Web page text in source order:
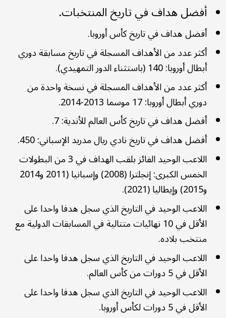
أفضل هداف في تاريخ المنتخبات.
أفضل هداف في تاريخ كأس أوروبا.
أكثر عدد من الأهداف المسجلة في تاريخ مسابقة دوري
أبطال أوروبا: 140 (باستثناء الدور التمهيدي).
أكثر عدد من الأهداف المسجلة في نسخة واحدة من
دوري أبطال أوروبا: 17 موسما 2013-2014.
أفضل هداف في تاريخ كأس العالم للأندية: 7.
أفضل هداف في تاريخ نادي ريال مدريد الإسباني: 450.
اللاعب الوحيد الفائز بلقب الهداف في 3 من البطولات
الخمس الكبرى: إنجلترا (2008) وإسبانيا (2011 و2014
و2015) وإيطاليا (2021).
اللاعب الوحيد في التاريخ الذي سجل هدفا واحدا على
الأقل في 10 نهائيات متتالية في المسابقات الدولية مع
منتخب بلاده.
اللاعب الوحيد في التاريخ الذي سجل هدفا واحدا على
الأقل في 5 دورات من كأس العالم.
اللاعب الوحيد في التاريخ الذي سجل هدفا واحدا على
الأقل في 5 دورات لكأس أوروبا.